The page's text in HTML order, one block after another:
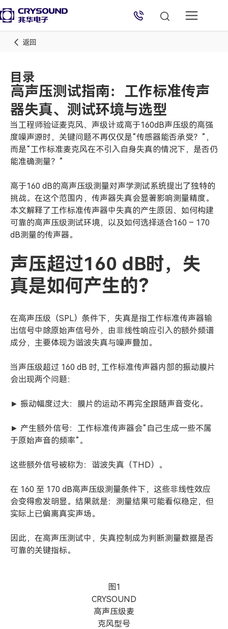
返回
目录
高声压测试指南：工作标准传声
器失真、测试环境与选型
当工程师验证麦克风、声级计或高于160dB声压级的高强
度噪声源时，关键问题不再仅仅是“传感器能否承受？”，
而是“工作标准麦克风在不引入自身失真的情况下，是否仍
能准确测量？”
高于160 dB的高声压级测量对声学测试系统提出了独特的
挑战。在这个范围内，传声器失真会显著影响测量精度。
本文解释了工作标准传声器中失真的产生原因、如何构建
可靠的高声压级测试环境，以及如何选择适合160 – 170
dB测量的传声器。
声压超过160 dB时，失
真是如何产生的？
在高声压级（SPL）条件下，失真是指工作标准传声器输
出信号中除原始声信号外，由非线性响应引入的额外频谱
成分，主要体现为谐波失真与噪声叠加。
当声压级超过 160 dB 时, 工作标准传声器内部的振动膜片
会出现两个问题：
► 振动幅度过大：膜片的运动不再完全跟随声音变化。
► 产生额外信号：工作标准传声器会“自己生成一些不属
于原始声音的频率”。
这些额外信号被称为：谐波失真（THD）。
在 160 至 170 dB高声压级测量条件下，这些非线性效应
会变得愈发明显。结果就是：测量结果可能看似稳定，但
实际上已偏离真实声场。
因此，在高声压测试中，失真控制成为判断测量数据是否
可靠的关键指标。
图1
CRYSOUND
高声压级麦
克风型号
兆华电子技术支持